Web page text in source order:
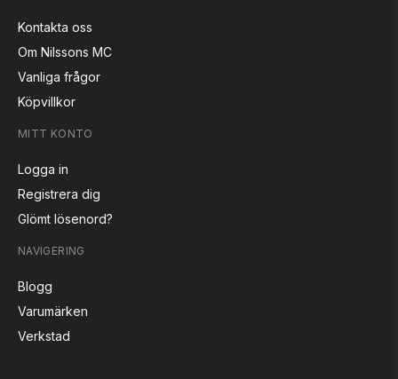
Kontakta oss
Om Nilssons MC
Vanliga frågor
Köpvillkor
MITT KONTO
Logga in
Registrera dig
Glömt lösenord?
NAVIGERING
Blogg
Varumärken
Verkstad